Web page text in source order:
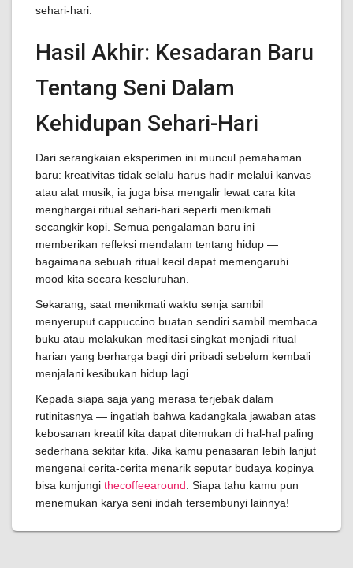
sehari-hari.
Hasil Akhir: Kesadaran Baru
Tentang Seni Dalam
Kehidupan Sehari-Hari
Dari serangkaian eksperimen ini muncul pemahaman
baru: kreativitas tidak selalu harus hadir melalui kanvas
atau alat musik; ia juga bisa mengalir lewat cara kita
menghargai ritual sehari-hari seperti menikmati
secangkir kopi. Semua pengalaman baru ini
memberikan refleksi mendalam tentang hidup —
bagaimana sebuah ritual kecil dapat memengaruhi
mood kita secara keseluruhan.
Sekarang, saat menikmati waktu senja sambil
menyeruput cappuccino buatan sendiri sambil membaca
buku atau melakukan meditasi singkat menjadi ritual
harian yang berharga bagi diri pribadi sebelum kembali
menjalani kesibukan hidup lagi.
Kepada siapa saja yang merasa terjebak dalam
rutinitasnya — ingatlah bahwa kadangkala jawaban atas
kebosanan kreatif kita dapat ditemukan di hal-hal paling
sederhana sekitar kita. Jika kamu penasaran lebih lanjut
mengenai cerita-cerita menarik seputar budaya kopinya
bisa kunjungi thecoffeearound . Siapa tahu kamu pun
menemukan karya seni indah tersembunyi lainnya!